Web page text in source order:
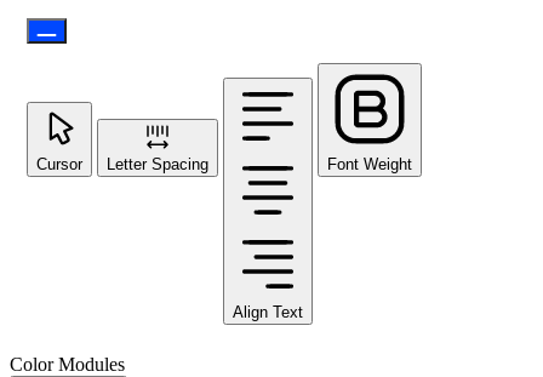
Cursor Letter Spacing
Align Text
Font Weight
Color Modules